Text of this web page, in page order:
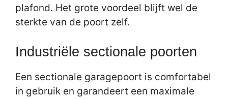
plafond. Het grote voordeel blijft wel de
sterkte van de poort zelf.
Industriële sectionale poorten
Een sectionale garagepoort is comfortabel
in gebruik en garandeert een maximale